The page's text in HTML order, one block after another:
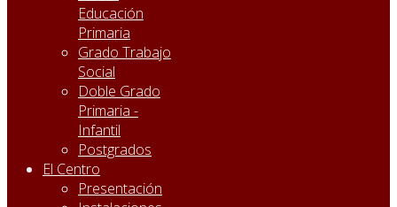
Educación
Primaria
Grado Trabajo
Social
Doble Grado
Primaria -
Infantil
Postgrados
El Centro
Presentación